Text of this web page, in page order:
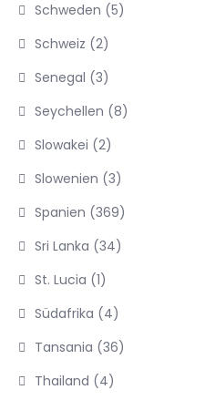
Schweden (5)
Schweiz (2)
Senegal (3)
Seychellen (8)
Slowakei (2)
Slowenien (3)
Spanien (369)
Sri Lanka (34)
St. Lucia (1)
Südafrika (4)
Tansania (36)
Thailand (4)